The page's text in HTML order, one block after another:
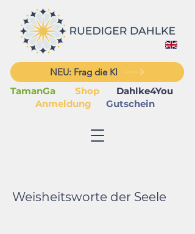
NEU: Frag die KI
TamanGa
Shop
Dahlke4You
Anmeldung
Gutschein
Weisheitsworte der Seele